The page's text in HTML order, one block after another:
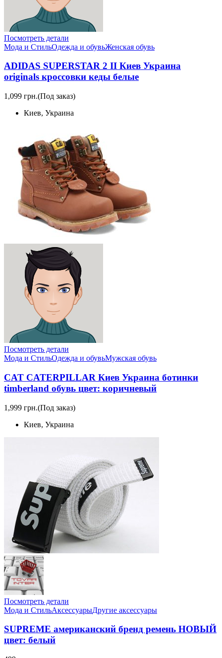
Посмотреть детали
Мода и СтильОдежда и обувьЖенская обувь
ADIDAS SUPERSTAR 2 II Киев Украина
originals кроссовки кеды белые
1,099 грн.(Под заказ)
Киев, Украина
Посмотреть детали
Мода и СтильОдежда и обувьМужская обувь
CAT CATERPILLAR Киев Украина ботинки
timberland обувь цвет: коричневый
1,999 грн.(Под заказ)
Киев, Украина
Посмотреть детали
Мода и СтильАксессуарыДругие аксессуары
SUPREME американский бренд ремень НОВЫЙ
цвет: белый